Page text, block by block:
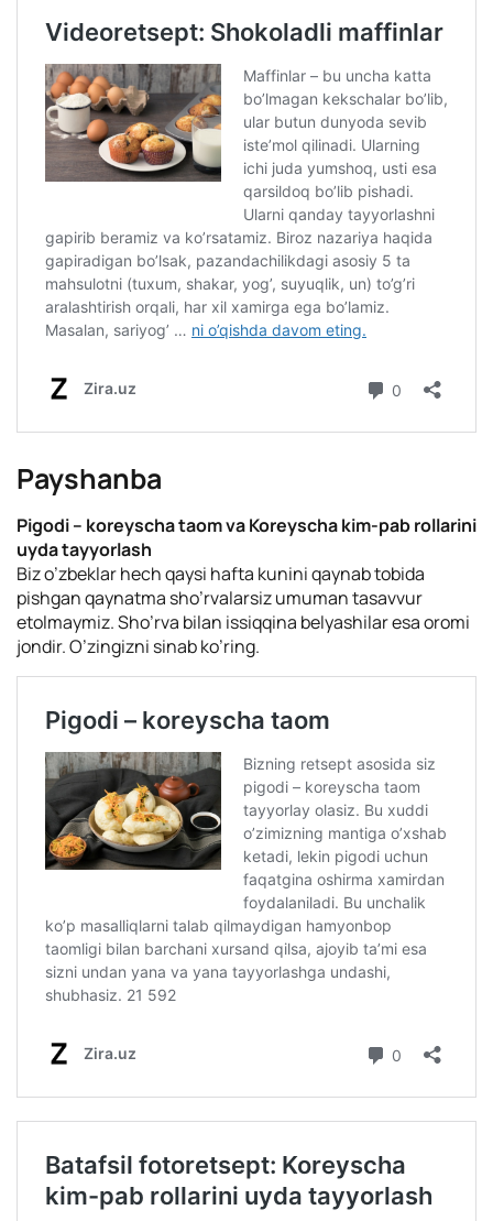
Payshanba
Pigodi – koreyscha taom va Koreyscha kim-pab rollarini
uyda tayyorlash
Biz o’zbeklar hech qaysi hafta kunini qaynab tobida
pishgan qaynatma sho’rvalarsiz umuman tasavvur
etolmaymiz. Sho’rva bilan issiqqina belyashilar esa oromi
jondir. O’zingizni sinab ko’ring.